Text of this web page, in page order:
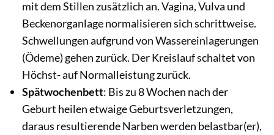
mit dem Stillen zusätzlich an. Vagina, Vulva und
Beckenorganlage normalisieren sich schrittweise.
Schwellungen aufgrund von Wassereinlagerungen
(Ödeme) gehen zurück. Der Kreislauf schaltet von
Höchst- auf Normalleistung zurück.
Spätwochenbett: Bis zu 8 Wochen nach der
Geburt heilen etwaige Geburtsverletzungen,
daraus resultierende Narben werden belastbar(er),